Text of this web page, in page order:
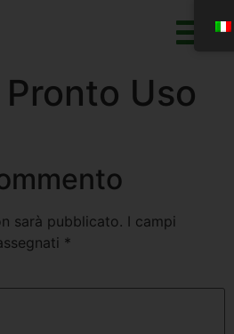
Uso
sarà pubblicato. I campi
*